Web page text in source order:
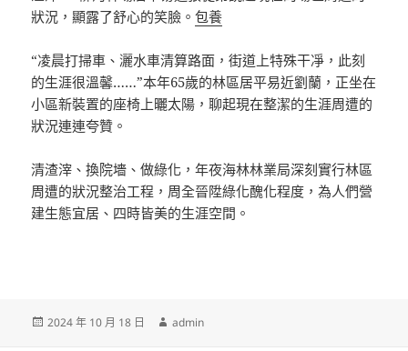
狀況，顯露了舒心的笑臉。包養
“凌晨打掃車、灑水車清算路面，街道上特殊干凈，此刻
的生涯很溫馨……”本年65歲的林區居平易近劉蘭，正坐在
小區新裝置的座椅上曬太陽，聊起現在整潔的生涯周遭的
狀況連連夸贊。
清渣滓、換院墻、做綠化，年夜海林林業局深刻實行林區
周遭的狀況整治工程，周全晉陞綠化醜化程度，為人們營
建生態宜居、四時皆美的生涯空間。
發
2024 年 10 月 18 日
作
admin